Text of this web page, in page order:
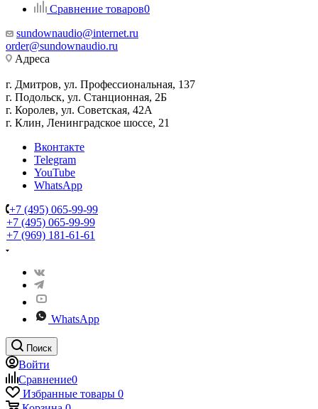
Сравнение товаров0
sundownaudio@internet.ru
order@sundownaudio.ru
Адреса
г. Дмитров, ул. Профессиональная, 137
г. Подольск, ул. Станционная, 2Б
г. Королев, ул. Советская, 42А
г. Клин, Ленинградское шоссе, 21
Вконтакте
Telegram
YouTube
WhatsApp
+7 (495) 065-99-99
+7 (495) 065-99-99
+7 (969) 181-61-61
WhatsApp
Поиск
Войти
Сравнение0
Избранные товары 0